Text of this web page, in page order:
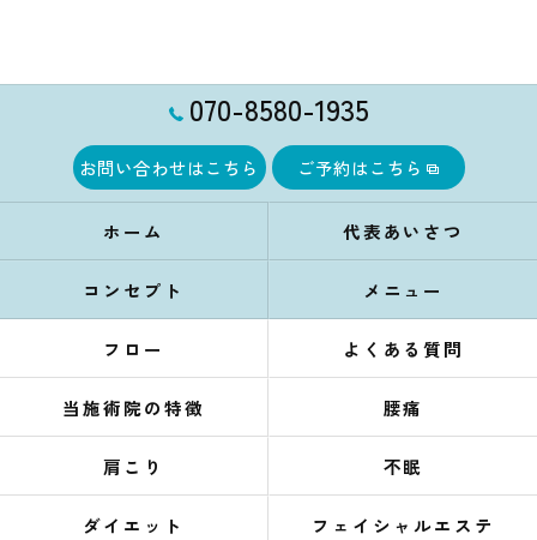
070-8580-1935
お問い合わせはこちら ご予約はこちら
ホーム 代表あいさつ
コンセプト メニュー
フロー よくある質問
当施術院の特徴 腰痛
肩こり 不眠
ダイエット フェイシャルエステ